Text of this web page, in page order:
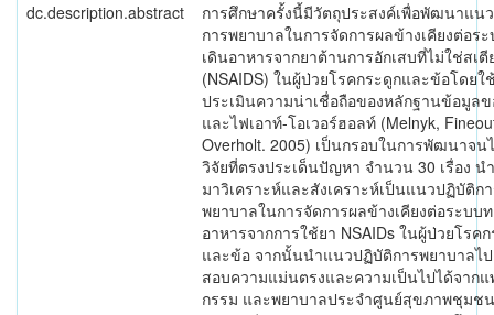
dc.description.abstract
การศึกษาครั้งนี้มีวัตถุประสงค์เพื่อพัฒนาแน
การพยาบาลในการจัดการผลข้างเคียงต่อร
เดินอาหารจากยาต้านการอักเสบที่ไม่ใช่สเตี
(NSAIDS) ในผู้ป่วยโรคกระดูกและข้อโดยใ
ประเมินความน่าเชื่อถือของหลักฐานข้อมูลข
และไฟเอาท์-โอเวอร์ฮอลท์ (Melnyk,
Overholt. 2005) เป็นกรอบในการพัฒนาจน
วิจัยที่ตรงประเด็นปัญหา จำนวน 30 เรื่อง น
มาวิเคราะห์และสังเคราะห์เป็นแนวปฏิบัติก
พยาบาลในการจัดการผลข้างเคียงต่อระบบ
อาหารจากการใช้ยา NSAIDs ในผู้ป่วยโรค
และข้อ จากนั้นนำแนวปฏิบัติการพยาบาลไ
สอบความแม่นตรงและความเป็นไปได้จากแ
กรรม และพยาบาลประจำศูนย์สุขภาพชุมช